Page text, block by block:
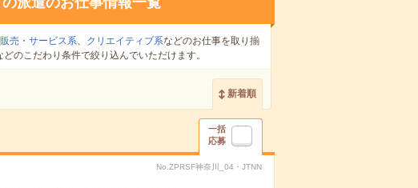
売・サービス系、 クリエイティブ系などのお仕事を取り揃
どのこだわり条件で絞り込んでいただけます。
新着順
一括
応募
No.ZPRSF神奈川_04・JTNN